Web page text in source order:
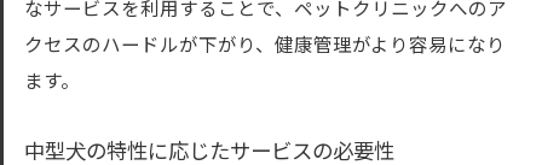
なサービスを利用することで、ペットクリニックへのア
クセスのハードルが下がり、健康管理がより容易になり
ます。
中型犬の特性に応じたサービスの必要性